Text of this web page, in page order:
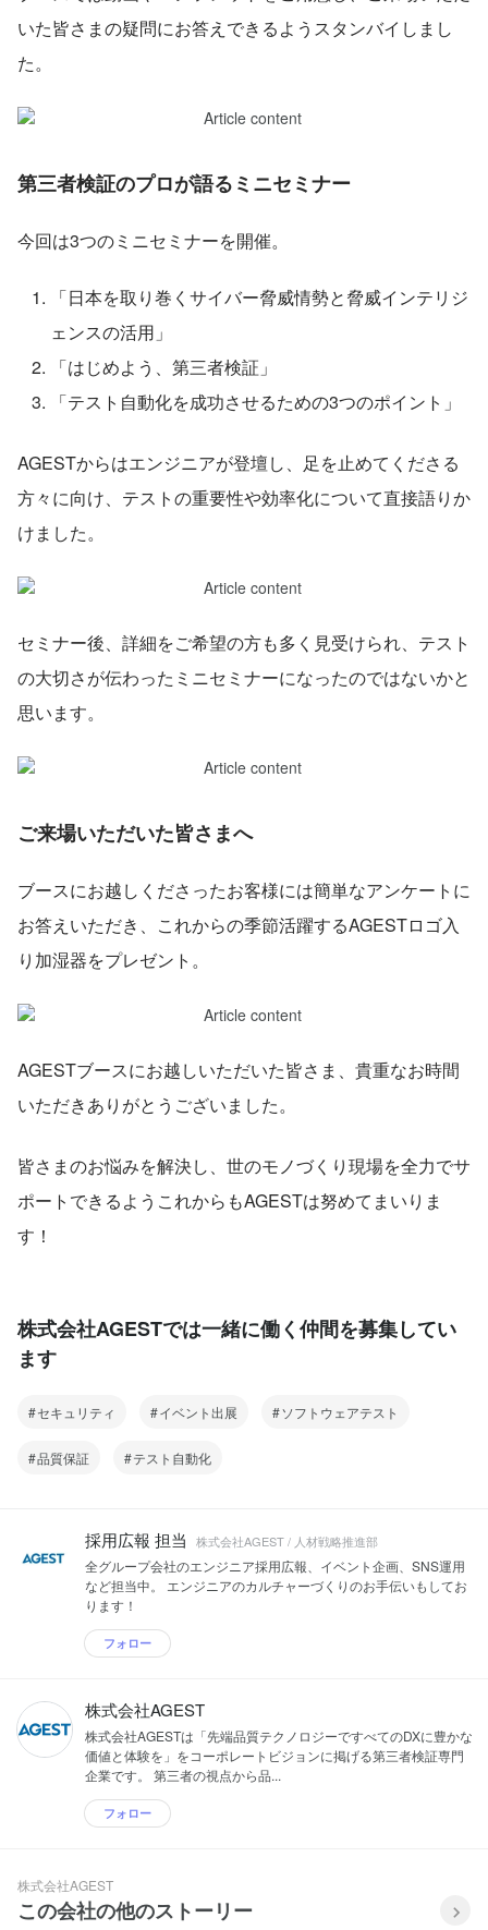
いた皆さまの疑問にお答えできるようスタンバイしまし
た。
第三者検証のプロが語るミニセミナー
今回は3つのミニセミナーを開催。
「日本を取り巻くサイバー脅威情勢と脅威インテリジ
ェンスの活用」
「はじめよう、第三者検証」
「テスト自動化を成功させるための3つのポイント」
AGESTからはエンジニアが登壇し、足を止めてくださる
方々に向け、テストの重要性や効率化について直接語りか
けました。
セミナー後、詳細をご希望の方も多く見受けられ、テスト
の大切さが伝わったミニセミナーになったのではないかと
思います。
ご来場いただいた皆さまへ
ブースにお越しくださったお客様には簡単なアンケートに
お答えいただき、これからの季節活躍するAGESTロゴ入
り加湿器をプレゼント。
AGESTブースにお越しいただいた皆さま、貴重なお時間
いただきありがとうございました。
皆さまのお悩みを解決し、世のモノづくり現場を全力でサ
ポートできるようこれからもAGESTは努めてまいりま
す！
株式会社AGESTでは一緒に働く仲間を募集してい
ます
セキュリティ イベント出展 ソフトウェアテスト
品質保証 テスト自動化
採用広報 担当 株式会社AGEST / 人材戦略推進部
全グループ会社のエンジニア採用広報、イベント企画、SNS運用
など担当中。 エンジニアのカルチャーづくりのお手伝いもしてお
ります！
フォロー
株式会社AGEST
株式会社AGESTは「先端品質テクノロジーですべてのDXに豊かな
価値と体験を」をコーポレートビジョンに掲げる第三者検証専門
企業です。 第三者の視点から品...
フォロー
株式会社AGEST
この会社の他のストーリー